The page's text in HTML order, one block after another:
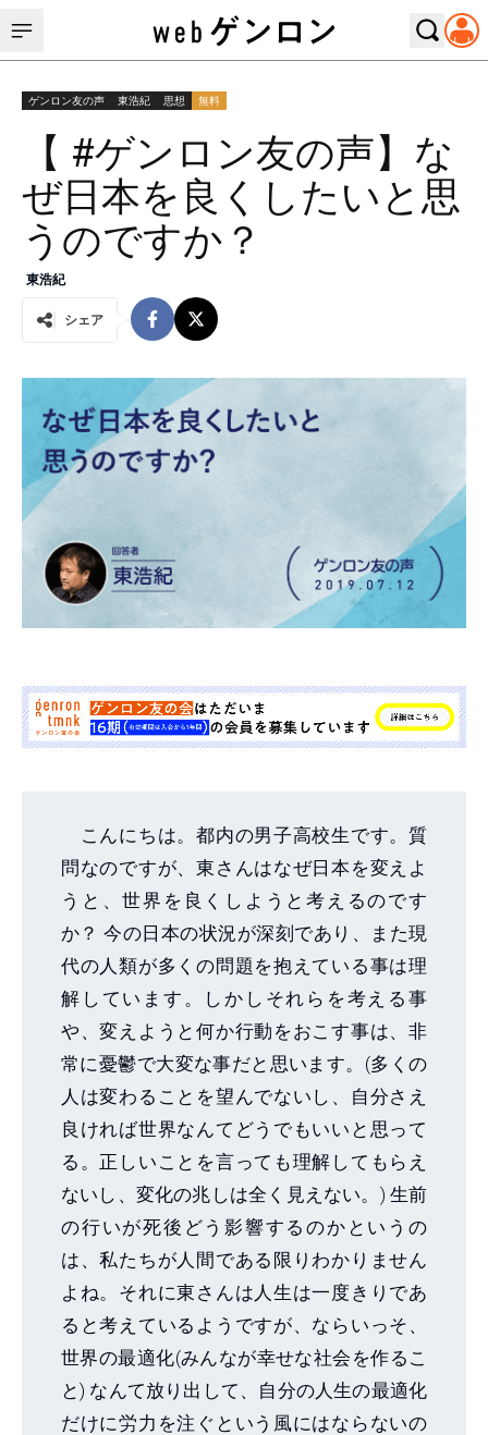
ゲンロン友の声 東浩紀 思想 無料
【 #ゲンロン友の声】な
ぜ日本を良くしたいと思
うのですか？
東浩紀
シェア
こんにちは。都内の男子高校生です。質
問なのですが、東さんはなぜ日本を変えよ
うと、世界を良くしようと考えるのです
か？ 今の日本の状況が深刻であり、また現
代の人類が多くの問題を抱えている事は理
解しています。しかしそれらを考える事
や、変えようと何か行動をおこす事は、非
常に憂鬱で大変な事だと思います。(多くの
人は変わることを望んでないし、自分さえ
良ければ世界なんてどうでもいいと思って
る。正しいことを言っても理解してもらえ
ないし、変化の兆しは全く見えない。) 生前
の行いが死後どう影響するのかというの
は、私たちが人間である限りわかりません
よね。それに東さんは人生は一度きりであ
ると考えているようですが、ならいっそ、
世界の最適化(みんなが幸せな社会を作るこ
と) なんて放り出して、自分の人生の最適化
だけに労力を注ぐという風にはならないの